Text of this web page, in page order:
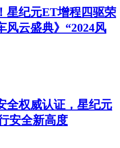
星纪元ET增程四驱荣
风云盛典》“2024风
全权威认证，星纪元
安全新高度